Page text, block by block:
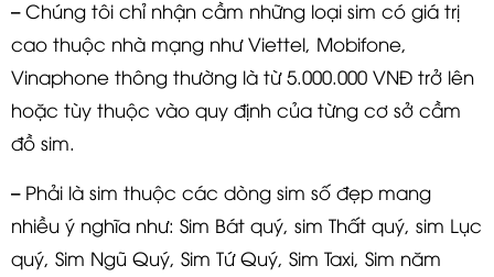
– Chúng tôi chỉ nhận cầm những loại sim có giá trị
cao thuộc nhà mạng như Viettel, Mobifone,
Vinaphone thông thường là từ 5.000.000 VNĐ trở lên
hoặc tùy thuộc vào quy định của từng cơ sở cầm
đồ sim.
– Phải là sim thuộc các dòng sim số đẹp mang
nhiều ý nghĩa như: Sim Bát quý, sim Thất quý, sim Lục
quý, Sim Ngũ Quý, Sim Tứ Quý, Sim Taxi, Sim năm